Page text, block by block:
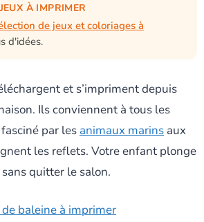
À IMPRIMER
de jeux et coloriages à
d'idées.
et s’impriment depuis
Ils conviennent à tous les
par les animaux marins aux
les reflets. Votre enfant plonge
quitter le salon.
baleine à imprimer